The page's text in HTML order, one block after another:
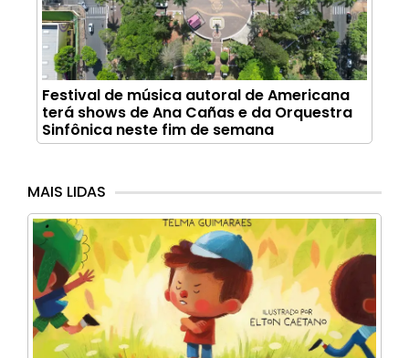
Festival de música autoral de Americana
terá shows de Ana Cañas e da Orquestra
Sinfônica neste fim de semana
MAIS LIDAS